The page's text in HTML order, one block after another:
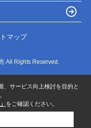
マップ
All Rights Reserved.
、サービス向上検討を目的と
をご確認ください。